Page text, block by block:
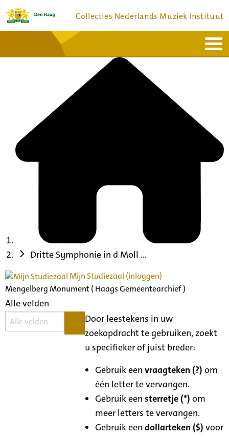
Collecties Nederlands Muziek Instituut
Bronnen en collecties
Dritte Symphonie in d Moll ...
Mijn Studiezaal (inloggen)
Mengelberg Monument ( Haags Gemeentearchief )
Alle velden
Door leestekens in uw
zoekopdracht te gebruiken, zoekt
u specifieker of juist breder:
Gebruik eenvraagteken (?) om
één letter te vervangen.
Gebruik eensterretje (*) om
meer letters te vervangen.
Gebruik eendollarteken ($) voor